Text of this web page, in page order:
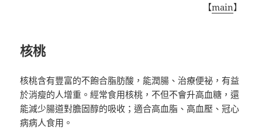
【main】
核桃
核桃含有豐富的不飽合脂肪酸，能潤腸、治療便祕，有益
於消瘦的人增重。經常食用核桃，不但不會升高血糖，還
能減少腸道對膽固醇的吸收；適合高血脂、高血壓、冠心
病病人食用。